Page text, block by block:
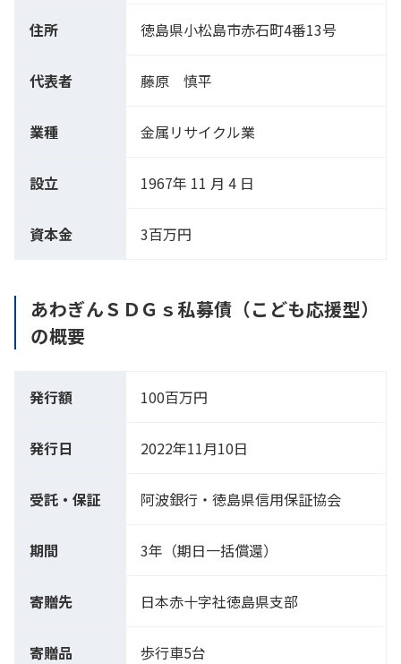
住所 徳島県小松島市赤石町4番13号
代表者 藤原 慎平
業種 金属リサイクル業
設立 1967年 11 月 4 日
資本金 3百万円
あわぎんＳＤＧｓ私募債（こども応援型）
の概要
発行額 100百万円
発行日 2022年11月10日
受託・保証 阿波銀行・徳島県信用保証協会
期間 3年（期日一括償還）
寄贈先 日本赤十字社徳島県支部
寄贈品 歩行車5台